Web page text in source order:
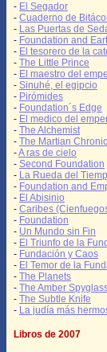
- El Segador
- Cuaderno de
- Las Puertas de
- Foundation and
- El tesorero de la
- The Little Prince
- El maestro del
- Sinuhé, el egipcio
- Pirómides
- Foundation´s Edge
- El medico del
- The Alchemist
- The Martian
-A ras de cielo
- Second Foundation
- La Rueda del
- Foundation and
- El Abisinio
- Caribes
- Foundation
- Un Mundo sin Fin
- El Triunfo de la
- Fundación y Caos
- El Temor de la
- The Planets
- The Amber
- The Subtle Knife
- La judía más
Libros de 2007